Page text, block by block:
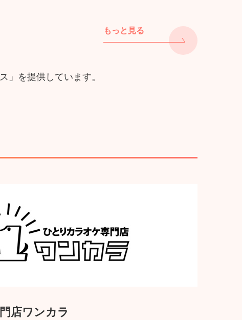
」を提供しています。
もっと見る
店ワンカラ